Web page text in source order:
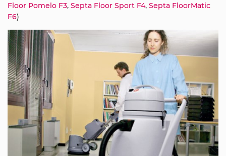
Floor Pomelo F3, Septa Floor Sport F4, Septa FloorMatic
F6)